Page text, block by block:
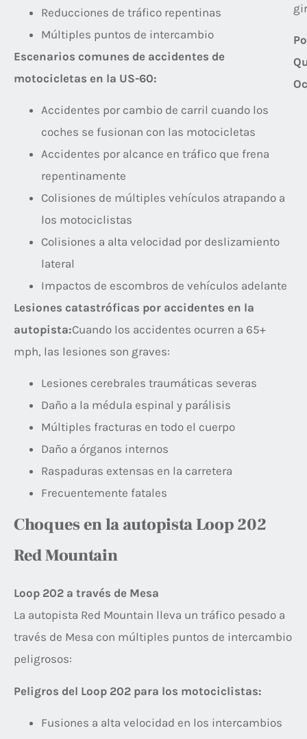
Reducciones de tráfico repentinas
Múltiples puntos de intercambio
Escenarios comunes de accidentes de
motocicletas en la US-60:
Accidentes por cambio de carril cuando los
coches se fusionan con las motocicletas
Accidentes por alcance en tráfico que frena
repentinamente
Colisiones de múltiples vehículos atrapando a
los motociclistas
Colisiones a alta velocidad por deslizamiento
lateral
Impactos de escombros de vehículos adelante
Lesiones catastróficas por accidentes en la
autopista:Cuando los accidentes ocurren a 65+
mph, las lesiones son graves:
Lesiones cerebrales traumáticas severas
Daño a la médula espinal y parálisis
Múltiples fracturas en todo el cuerpo
Daño a órganos internos
Raspaduras extensas en la carretera
Frecuentemente fatales
Choques en la autopista Loop 202
Red Mountain
Loop 202 a través de Mesa
La autopista Red Mountain lleva un tráfico pesado a
través de Mesa con múltiples puntos de intercambio
peligrosos:
Peligros del Loop 202 para los motociclistas:
Fusiones a alta velocidad en los intercambios